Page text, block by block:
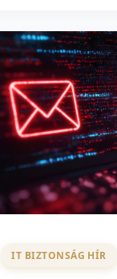
IT BIZTONSÁG HÍR